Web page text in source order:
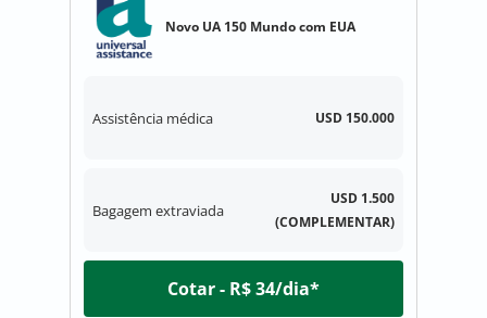
Novo UA 150 Mundo com EUA
Assistência médica USD 150.000
Bagagem extraviada
USD 1.500
(COMPLEMENTAR)
Cotar - R$ 34/dia*